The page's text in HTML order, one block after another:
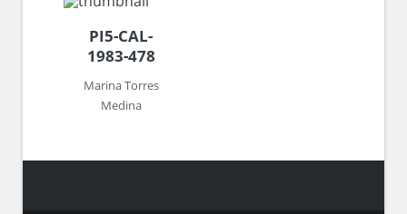
PI5-CAL-
1983-478
Marina Torres
Medina